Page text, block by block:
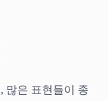
많은 표현들이 종